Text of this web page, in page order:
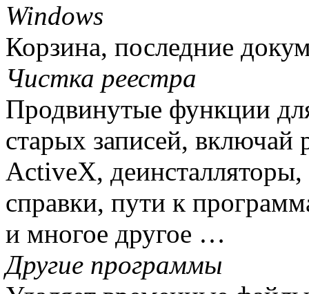
Windows
Корзина, последние
Чистка реестра
Продвинутые функции
старых записей,
ActiveX,
справки, пути к
и многое другое …
Другие программы